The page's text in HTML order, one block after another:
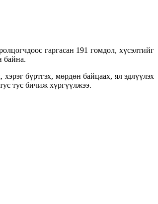
гаргасан 191 гомдол, хүсэлтийг
байна.
бүртгэх, мөрдөн байцаах, ял эдлүүлэх
тус бичиж хүргүүлжээ.